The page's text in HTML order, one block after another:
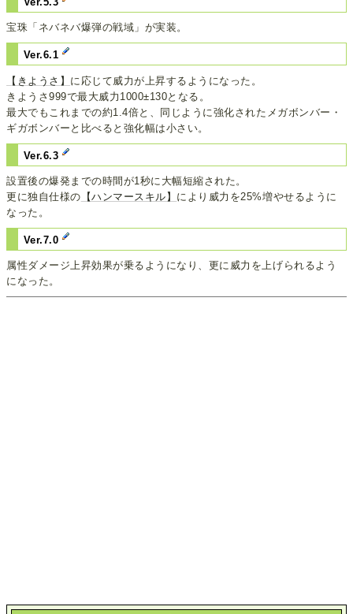
宝珠「ネバネバ爆弾の戦域」が実装。
Ver.6.1
【きようさ】 に応じて威力が上昇するようになった。
きようさ999で最大威力1000±130となる。
最大でもこれまでの約1.4倍と、同じように強化されたメガボンバー・
ギガボンバーと比べると強化幅は小さい。
Ver.6.3
設置後の爆発までの時間が1秒に大幅短縮された。
更に独自仕様の 【ハンマースキル】 により威力を25%増やせるように
なった。
Ver.7.0
属性ダメージ上昇効果が乗るようになり、更に威力を上げられるよう
になった。